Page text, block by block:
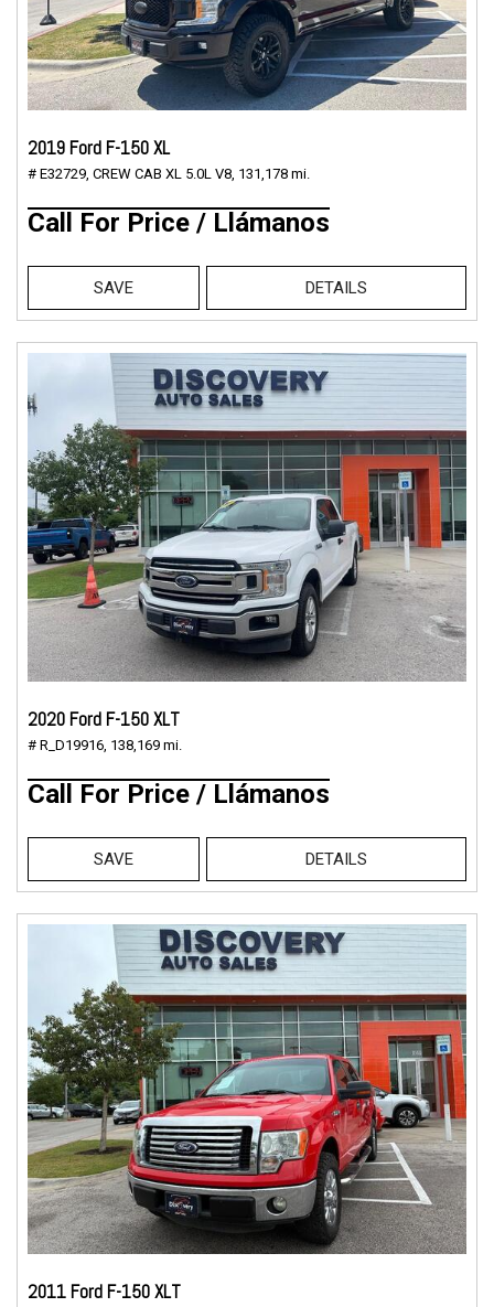
2019 Ford F-150 XL
# E32729, CREW CAB XL 5.0L V8, 131,178 mi.
Call For Price / Llámanos
SAVE DETAILS
2020 Ford F-150 XLT
# R_D19916, 138,169 mi.
Call For Price / Llámanos
SAVE DETAILS
2011 Ford F-150 XLT